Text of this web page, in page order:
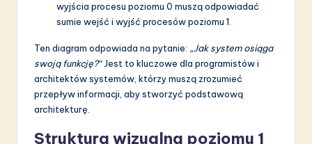
wyjścia procesu poziomu 0 muszą odpowiadać
sumie wejść i wyjść procesów poziomu 1.
Ten diagram odpowiada na pytanie: „Jak system osiąga
swoją funkcję?“Jest to kluczowe dla programistów i
architektów systemów, którzy muszą zrozumieć
przepływ informacji, aby stworzyć podstawową
architekturę.
Struktura wizualna poziomu 1